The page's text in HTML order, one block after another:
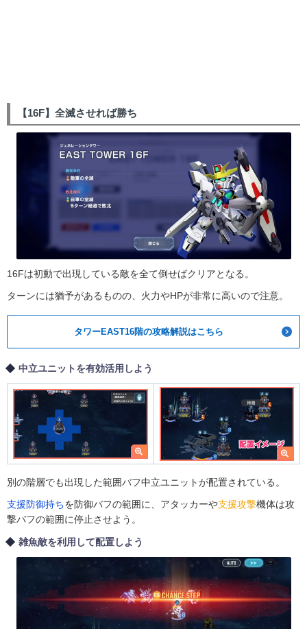
【16F】全滅させれば勝ち
16Fは初動で出現している敵を全て倒せばクリアとなる。
ターンには猶予があるものの、火力やHPが非常に高いので注意。
タワーEAST16階の攻略解説はこちら
中立ユニットを有効活用しよう
別の階層でも出現した範囲バフ中立ユニットが配置されている。
支援防御持ちを防御バフの範囲に、アタッカーや支援攻撃機体は攻
撃バフの範囲に停止させよう。
雑魚敵を利用して配置しよう